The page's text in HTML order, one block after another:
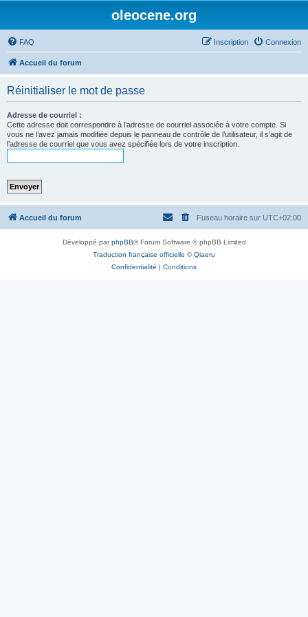
oleocene.org
FAQ Connexion
Inscription
Accueil du forum
Réinitialiser le mot de passe
Adresse de courriel :
Cette adresse doit correspondre à l’adresse de courriel associée à votre compte. Si
vous ne l’avez jamais modifiée depuis le panneau de contrôle de l’utilisateur, il s’agit de
l’adresse de courriel que vous avez spécifiée lors de votre inscription.
Accueil du forum Fuseau horaire sur UTC+02:00
Développé parphpBB® Forum Software © phpBB Limited
Traduction française officielle ©Qiaeru
Confidentialité | Conditions